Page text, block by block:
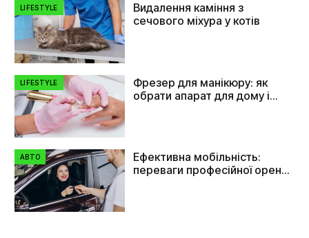
LIFESTYLE
Видалення каміння з
сечового міхура у котів
LIFESTYLE
Фрезер для манікюру: як
обрати апарат для дому і
АВТО
Ефективна мобільність:
переваги професійної оренди